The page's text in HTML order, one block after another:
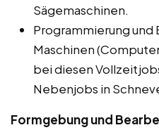
Sägemaschinen.
Programmierung und
Maschinen
bei diesen
Nebenjobs in
Formgebung und